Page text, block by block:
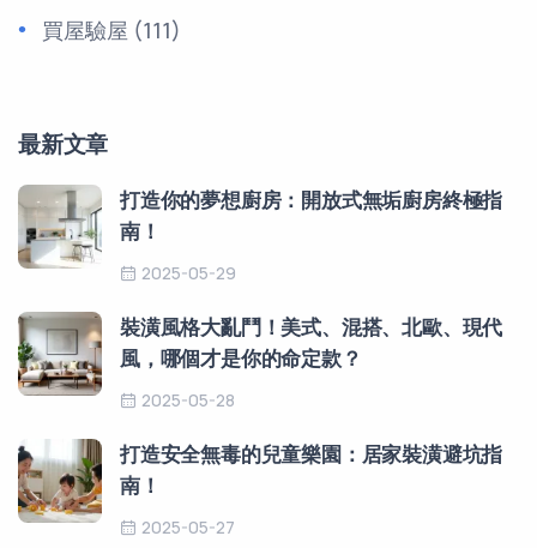
買屋驗屋 (111)
最新文章
打造你的夢想廚房：開放式無垢廚房終極指
南！
2025-05-29
裝潢風格大亂鬥！美式、混搭、北歐、現代
風，哪個才是你的命定款？
2025-05-28
打造安全無毒的兒童樂園：居家裝潢避坑指
南！
2025-05-27